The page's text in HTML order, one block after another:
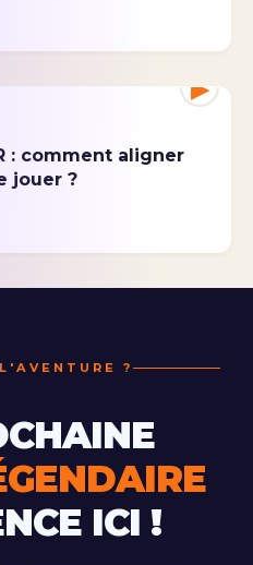
▶
: comment aligner
jouer ?
?
ICI !